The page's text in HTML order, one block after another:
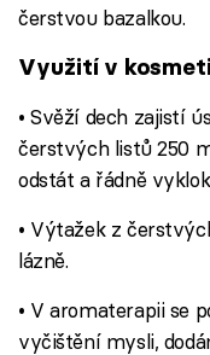
čerstvou bazalkou.
Využití v
• Svěží dech zajistí
čerstvých listů 250
odstát a řádně
• Výtažek z
lázně.
• V aromaterapii se
vyčištění mysli,